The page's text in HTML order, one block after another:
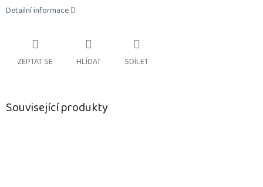
Detailní informace
ZEPTAT SE HLÍDAT SDÍLET
Související produkty